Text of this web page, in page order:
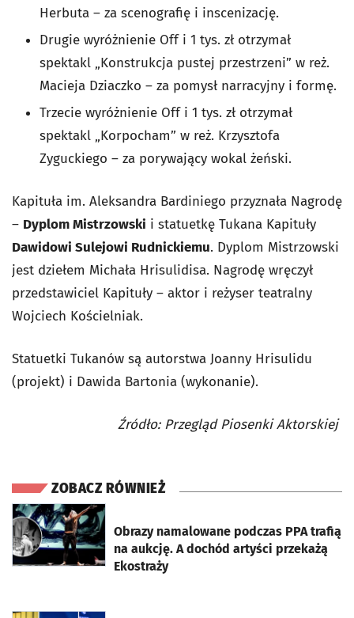
Herbuta – za scenografię i inscenizację.
Drugie wyróżnienie Off i 1 tys. zł otrzymał
spektakl „Konstrukcja pustej przestrzeni” w reż.
Macieja Dziaczko – za pomysł narracyjny i formę.
Trzecie wyróżnienie Off i 1 tys. zł otrzymał
spektakl „Korpocham” w reż. Krzysztofa
Zyguckiego – za porywający wokal żeński.
Kapituła im. Aleksandra Bardiniego przyznała Nagrodę
– Dyplom Mistrzowski i statuetkę Tukana Kapituły
Dawidowi Sulejowi Rudnickiemu. Dyplom Mistrzowski
jest dziełem Michała Hrisulidisa. Nagrodę wręczył
przedstawiciel Kapituły – aktor i reżyser teatralny
Wojciech Kościelniak.
Statuetki Tukanów są autorstwa Joanny Hrisulidu
(projekt) i Dawida Bartonia (wykonanie).
Źródło: Przegląd Piosenki Aktorskiej
ZOBACZ RÓWNIEŻ
Obrazy namalowane podczas PPA trafią
na aukcję. A dochód artyści przekażą
Ekostraży
otworzy się w nowej karcie